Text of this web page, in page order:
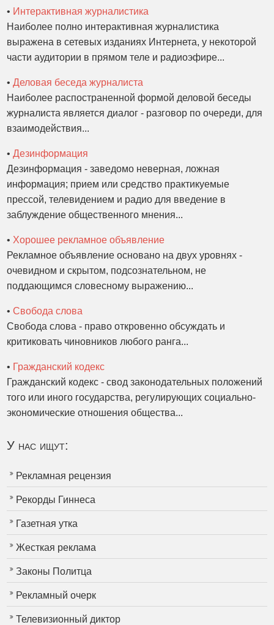
• Интерактивная журналистика
Наиболее полно интерактивная журналистика
выражена в сетевых изданиях Интернета, у некоторой
части аудитории в прямом теле и радиоэфире...
•Деловая беседа журналиста
Наиболее распостраненной формой деловой беседы
журналиста является диалог - разговор по очереди, для
взаимодействия...
•Дезинформация
Дезинформация - заведомо неверная, ложная
информация; прием или средство практикуемые
прессой, телевидением и радио для введение в
заблуждение общественного мнения...
• Хорошее рекламное объявление
Рекламное объявление основано на двух уровнях -
очевидном и скрытом, подсознательном, не
поддающимся словесному выражению...
•Свобода слова
Свобода слова - право откровенно обсуждать и
критиковать чиновников любого ранга...
• Гражданский кодекс
Гражданский кодекс - свод законодательных положений
того или иного государства, регулирующих социально-
экономические отношения общества...
У нас ищут:
Рекламная рецензия
Рекорды Гиннеса
Газетная утка
Жесткая реклама
Законы Политца
Рекламный очерк
Телевизионный диктор